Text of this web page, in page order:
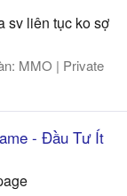
sv liên tục ko sợ
MMO | Private
- Đầu Tư Ít